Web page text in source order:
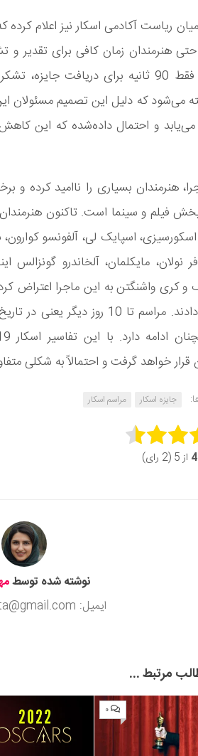
هنرمندان زمان کافی برای تقدیر و
شخص فقط 90 ثانیه برای دریافت
می‌شود که دلیل این تصمیم مسئولان
و احتمال داده‌شده که این
هنرمندان بسیاری را ناامید کرده و
فیلم و سینما است. تاکنون
اسپایک لی، آلفونسو
نولان، مایکلمان، آلخاندرو گونزالس
و کری واشنگتن به این ماجرا اعتراض
قرار خواهد گرفت و احتمالاً به شکلی
جایزه اسکار مراسم اسکار
Rate
از 5 (2 رای)
نوشته شده توسط
ایمیل: majdi.mahta@gmail.com
مرتبط ...
۰